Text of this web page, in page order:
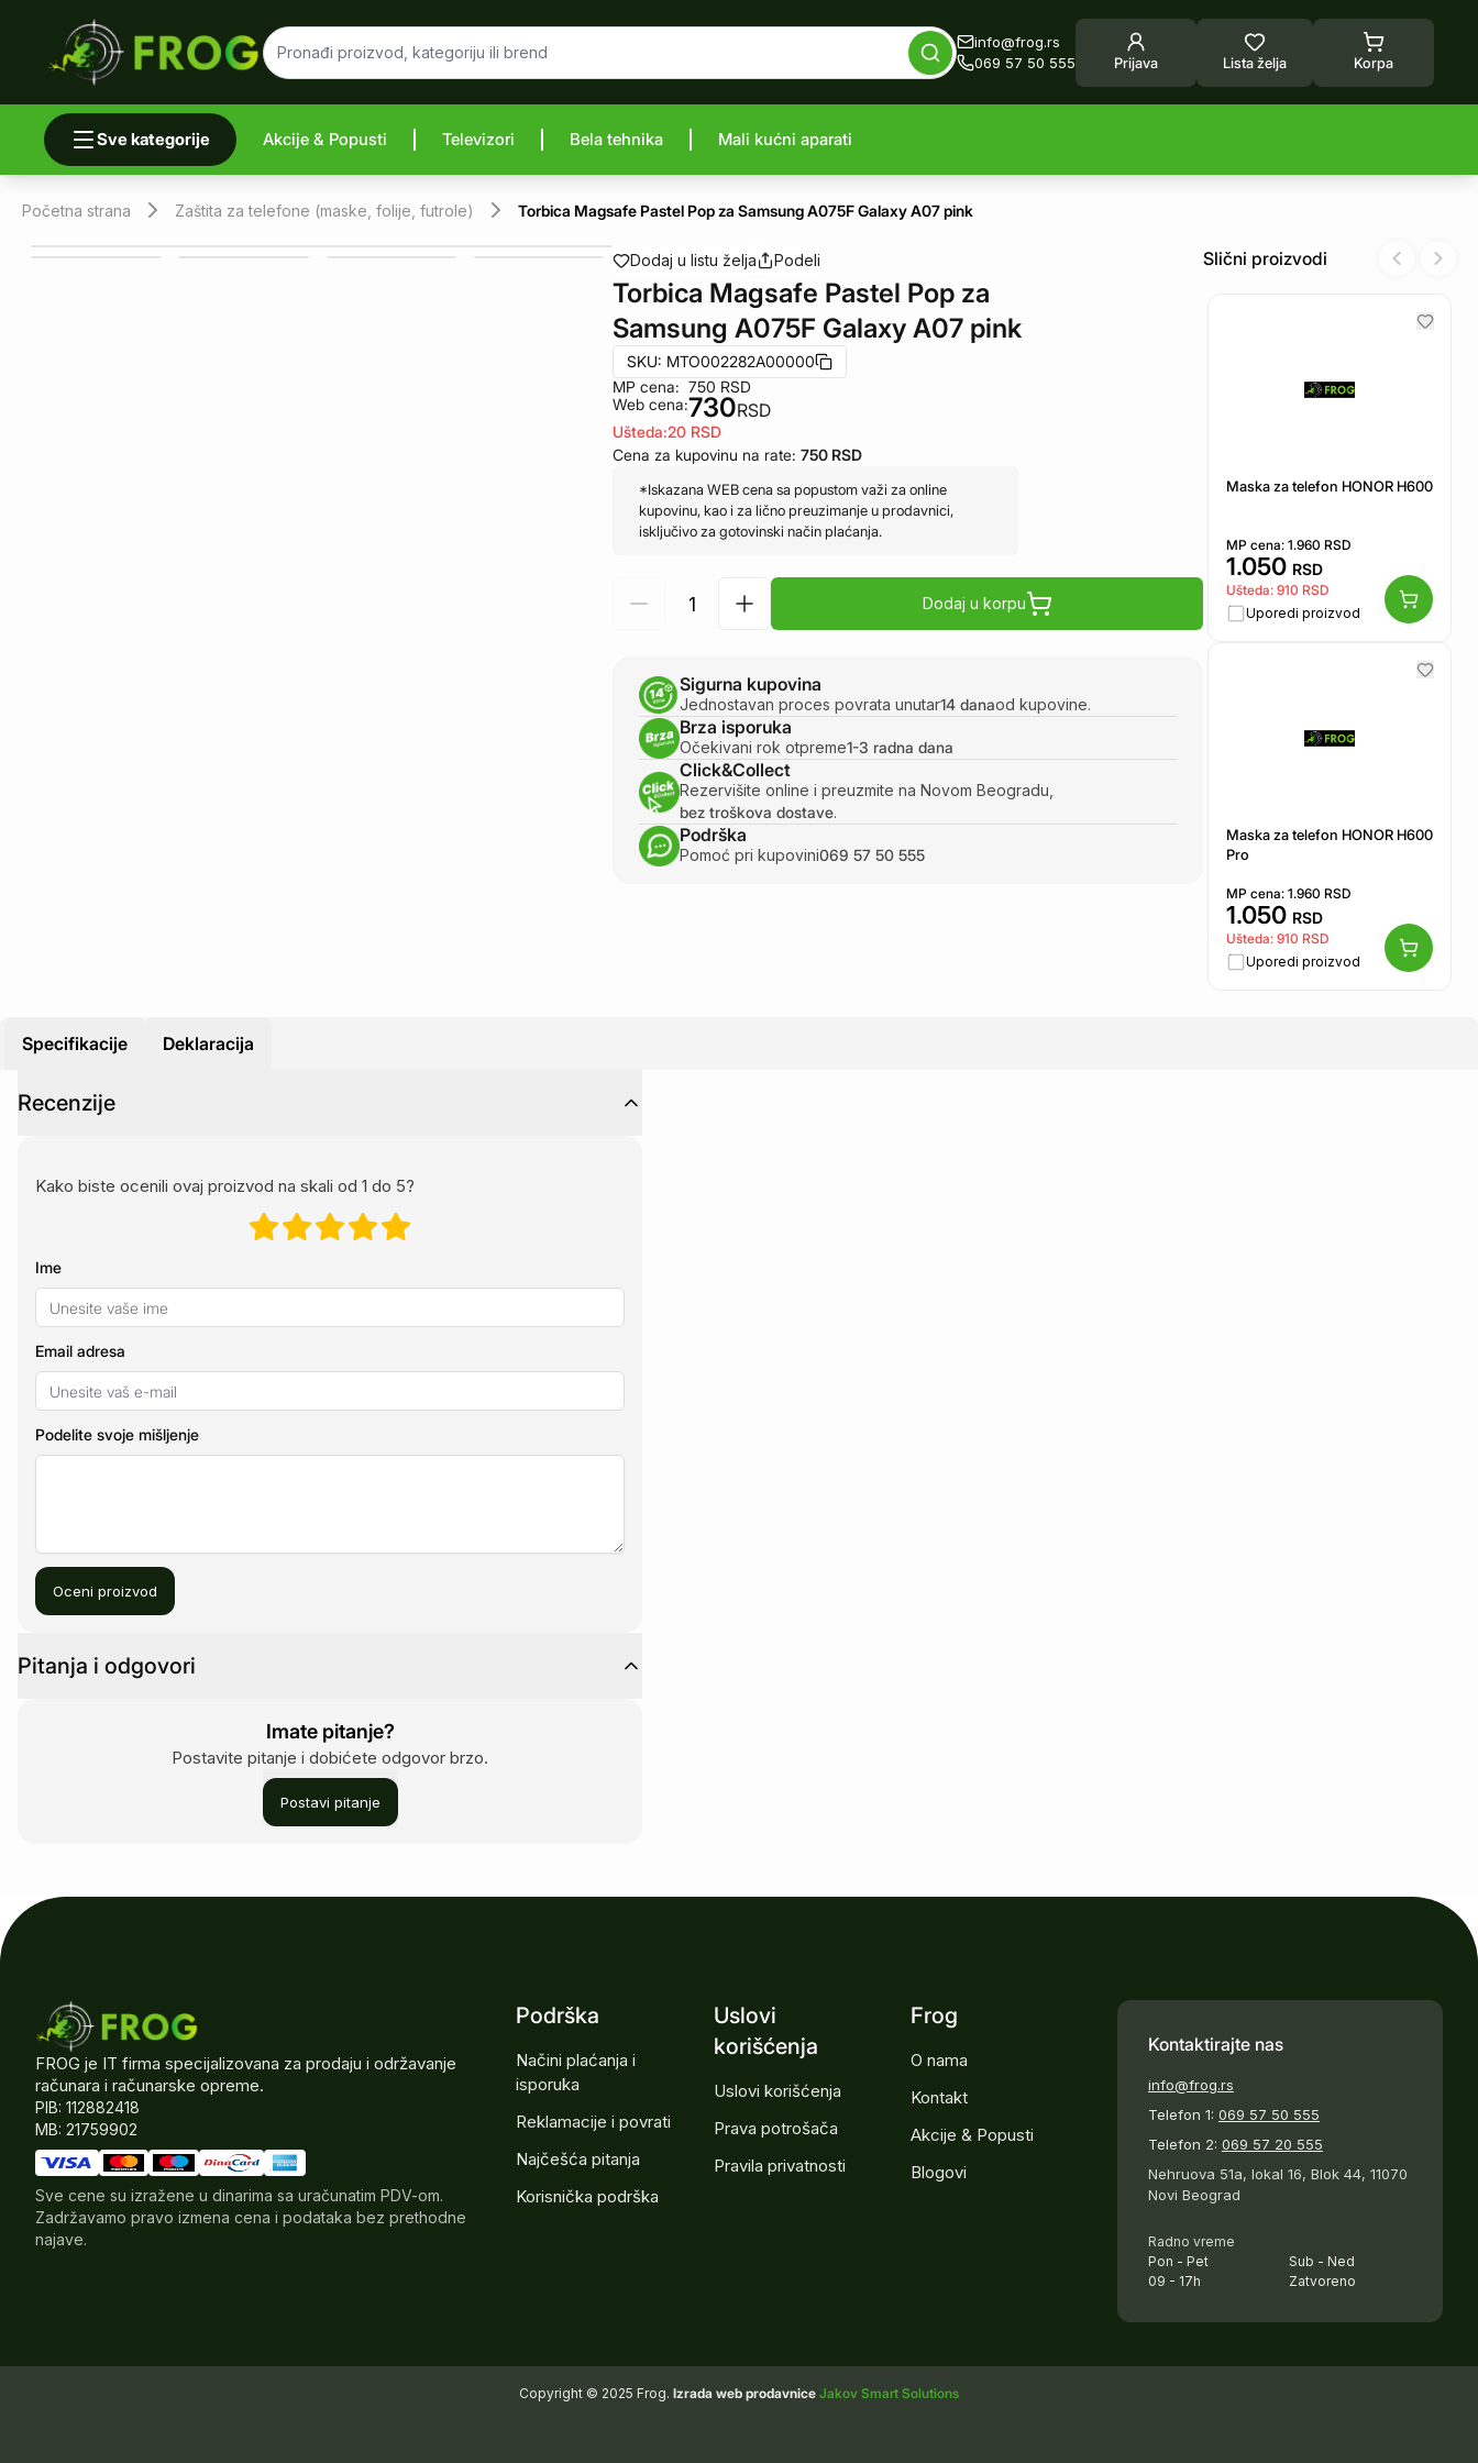
info@frog.rs
069 57 50 555
Prijava Lista želja Korpa
Sve kategorije Akcije & Popusti Televizori Bela tehnika Mali kućni aparati
Početna strana Zaštita za telefone (maske, folije, futrole) Torbica Magsafe Pastel Pop za Samsung A075F Galaxy A07 pink
Uporedi proizvod
Dodaj u listu želja Podeli
Torbica Magsafe Pastel Pop za
Samsung A075F Galaxy A07 pink
SKU: MTO002282A00000
MP cena:
Web cena:
750 RSD
730RSD
Ušteda:20 RSD
Cena za kupovinu na rate: 750 RSD
*Iskazana WEB cena sa popustom važi za online
kupovinu, kao i za lično preuzimanje u prodavnici,
isključivo za gotovinski način plaćanja.
Dodaj u korpu
Sigurna kupovina
Jednostavan proces povrata unutar14 danaod kupovine.
Brza isporuka
Očekivani rok otpreme1-3 radna dana
Click&Collect
Rezervišite online i preuzmite na Novom Beogradu,
bez troškova dostave.
Podrška
Pomoć pri kupovini069 57 50 555
Slični proizvodi
Maska za telefon HONOR H600
MP cena: 1.960 RSD
1.050 RSD
Ušteda: 910 RSD
Uporedi proizvod
Maska za telefon HONOR H600
Pro
MP cena: 1.960 RSD
1.050 RSD
Ušteda: 910 RSD
Uporedi proizvod
Previous
Next
Specifikacije Deklaracija
Recenzije
Kako biste ocenili ovaj proizvod na skali od 1 do 5?
Ime
Email adresa
Podelite svoje mišljenje
Oceni proizvod
Pitanja i odgovori
Imate pitanje?
Postavite pitanje i dobićete odgovor brzo.
Postavi pitanje
FROG je IT firma specijalizovana za prodaju i održavanje
računara i računarske opreme.
PIB: 112882418
MB: 21759902
Sve cene su izražene u dinarima sa uračunatim PDV-om.
Zadržavamo pravo izmena cena i podataka bez prethodne
najave.
Podrška
Načini plaćanja i
isporuka
Reklamacije i povrati
Najčešća pitanja
Korisnička podrška
Uslovi
korišćenja
Uslovi korišćenja
Prava potrošača
Pravila privatnosti
Frog
O nama
Kontakt
Akcije & Popusti
Blogovi
Kontaktirajte nas
info@frog.rs
Telefon 1: 069 57 50 555
Telefon 2: 069 57 20 555
Nehruova 51a, lokal 16, Blok 44, 11070
Novi Beograd
Radno vreme
Pon - Pet
09 - 17h
Sub - Ned
Zatvoreno
Copyright © 2025 Frog. Izrada web prodavnice Jakov Smart Solutions